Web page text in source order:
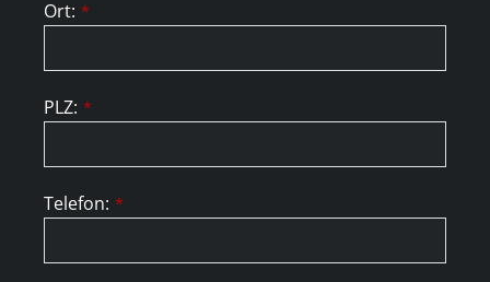
Ort: *
PLZ: *
Telefon: *